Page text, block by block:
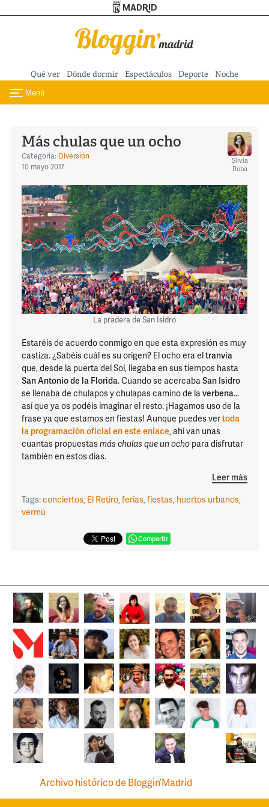
Pasar al contenido principal
Qué ver Dónde dormir Espectáculos Deporte Noche
Toggle navigation
Menú
Más chulas que un ocho
Categoría: Diversión
10 mayo 2017
Silvia
Roba
La pradera de San Isidro
Estaréis de acuerdo conmigo en que esta expresión es muy
castiza. ¿Sabéis cuál es su origen? El ocho era eltranvía
que, desde la puerta del Sol, llegaba en sus tiempos hasta
San Antonio de la Florida. Cuando se acercabaSan Isidro
se llenaba de chulapos y chulapas camino de laverbena…
así que ya os podéis imaginar el resto. ¡Hagamos uso de la
frase ya que estamos en fiestas! Aunque puedes vertoda
la programación oficial en este enlace, ahí van unas
cuantas propuestasmás chulas que un ocho para disfrutar
también en estos días.
Leer más
Tags:conciertos, El Retiro,ferias,fiestas, huertos urbanos,
vermú
Compartir
Archivo histórico de Bloggin’Madrid